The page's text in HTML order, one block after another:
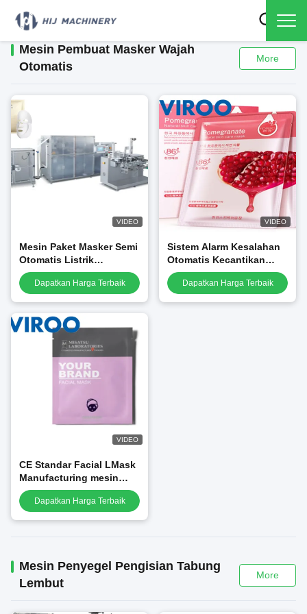
Mesin Pembuat Masker Wajah
Otomatis
More
VIDEO
Mesin Paket Masker Semi
Otomatis Listrik
Didorong Garansi Satu
TahunDapatkan Harga Terbaik
VIDEO
Sistem Alarm Kesalahan
Otomatis Kecantikan
Masker Wajah Mesin
Pemotong dan
Dapatkan Harga Terbaik
VIDEO
CE Standar Facial LMask
Manufacturing mesin
pengemas masker wajah
sutraDapatkan Harga Terbaik
Mesin Penyegel Pengisian Tabung
Lembut
More